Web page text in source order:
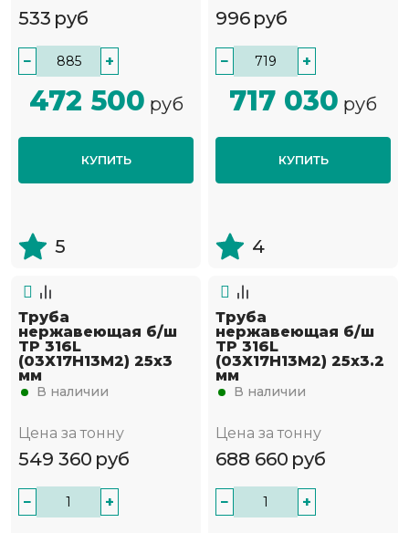
533 руб
− +
472 500 руб
КУПИТЬ
5
996 руб
− +
717 030 руб
КУПИТЬ
4
Труба
нержавеющая б/ш
TP 316L
(03Х17Н13М2) 25х3
мм
В наличии
Цена за тонну
549 360 руб
− +
Труба
нержавеющая б/ш
TP 316L
(03Х17Н13М2) 25х3.2
мм
В наличии
Цена за тонну
688 660 руб
− +